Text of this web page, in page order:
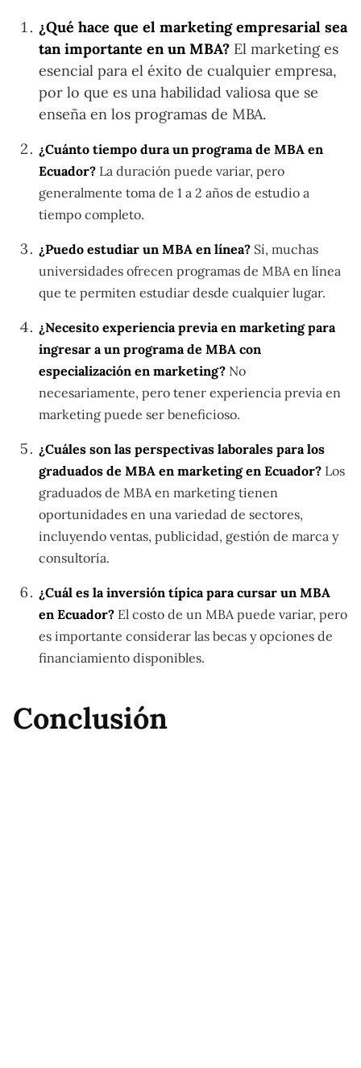
¿Qué hace que el marketing empresarial sea
tan importante en un MBA? El marketing es
esencial para el éxito de cualquier empresa,
por lo que es una habilidad valiosa que se
enseña en los programas de MBA.
¿Cuánto tiempo dura un programa de MBA en
Ecuador? La duración puede variar, pero
generalmente toma de 1 a 2 años de estudio a
tiempo completo.
¿Puedo estudiar un MBA en línea? Sí, muchas
universidades ofrecen programas de MBA en línea
que te permiten estudiar desde cualquier lugar.
¿Necesito experiencia previa en marketing para
ingresar a un programa de MBA con
especialización en marketing? No
necesariamente, pero tener experiencia previa en
marketing puede ser beneficioso.
¿Cuáles son las perspectivas laborales para los
graduados de MBA en marketing en Ecuador? Los
graduados de MBA en marketing tienen
oportunidades en una variedad de sectores,
incluyendo ventas, publicidad, gestión de marca y
consultoría.
¿Cuál es la inversión típica para cursar un MBA
en Ecuador? El costo de un MBA puede variar, pero
es importante considerar las becas y opciones de
financiamiento disponibles.
Conclusión